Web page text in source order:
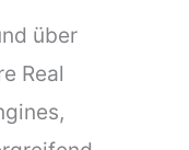
über
Real